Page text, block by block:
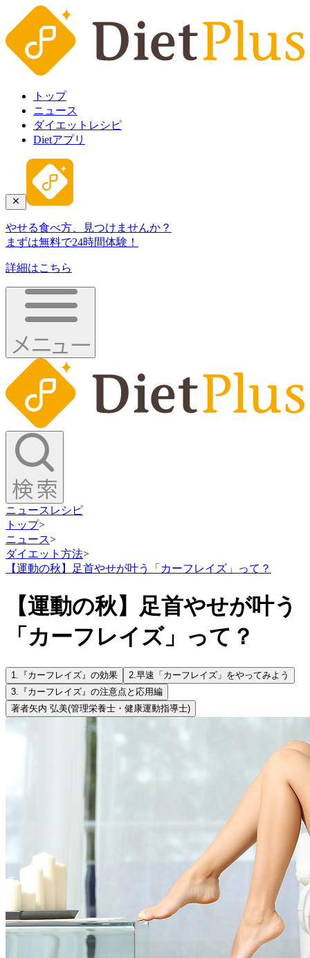
トップ
ニュース
ダイエットレシピ
Dietアプリ
やせる食べ方、見つけませんか？
まずは無料で24時間体験！
詳細はこちら
ニュース レシピ
トップ>
ニュース>
ダイエット方法>
【運動の秋】足首やせが叶う「カーフレイズ」って？
【運動の秋】足首やせが叶う
「カーフレイズ」って？
1. 『カーフレイズ』の効果 2.早速「カーフレイズ」をやってみよう
3. 『カーフレイズ』の注意点と応用編
著者矢内 弘美(管理栄養士・健康運動指導士)